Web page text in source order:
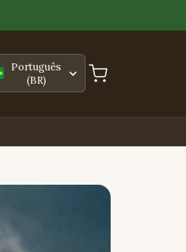
Português
(BR)